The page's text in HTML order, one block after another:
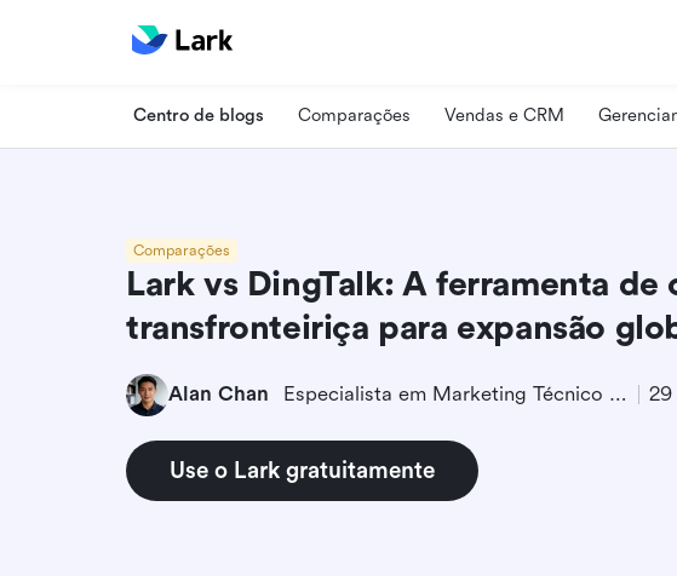
Centro de blogs Comparações Vendas e CRM
Comparações
Lark vs DingTalk: A ferramenta de
transfronteiriça para expansão
Alan Chan Especialista em Marketing Técnico de Produto 29
Use o Lark gratuitamente